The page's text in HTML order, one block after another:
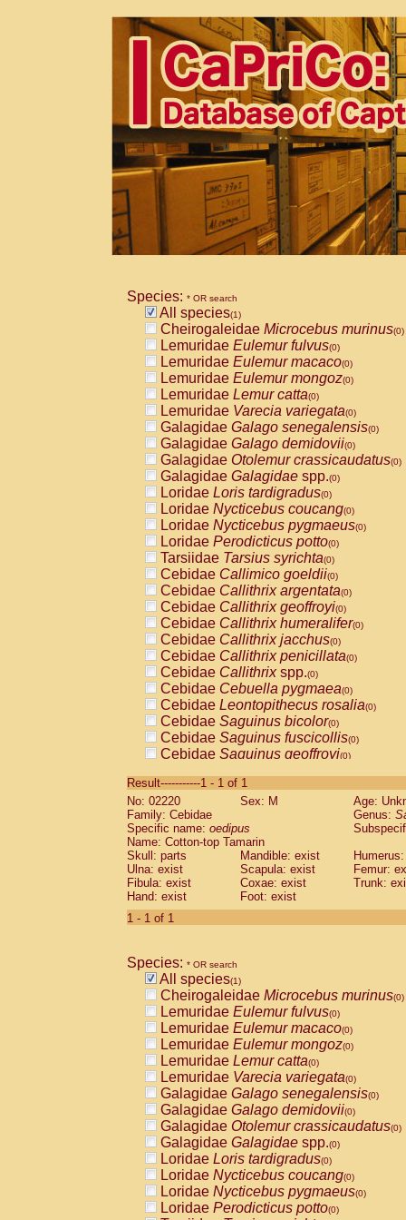
Species: * OR search
All species(1)
Cheirogaleidae Microcebus murinus(0)
Lemuridae Eulemur fulvus(0)
Lemuridae Eulemur macaco(0)
Lemuridae Eulemur mongoz(0)
Lemuridae Lemur catta(0)
Lemuridae Varecia variegata(0)
Galagidae Galago senegalensis(0)
Galagidae Galago demidovii(0)
Galagidae Otolemur crassicaudatus(0)
Galagidae Galagidae spp.(0)
Loridae Loris tardigradus(0)
Loridae Nycticebus coucang(0)
Loridae Nycticebus pygmaeus(0)
Loridae Perodicticus potto(0)
Tarsiidae Tarsius syrichta(0)
Cebidae Callimico goeldii(0)
Cebidae Callithrix argentata(0)
Cebidae Callithrix geoffroyi(0)
Cebidae Callithrix humeralifer(0)
Cebidae Callithrix jacchus(0)
Cebidae Callithrix penicillata(0)
Cebidae Callithrixspp.(0)
Cebidae Cebuella pygmaea(0)
Cebidae Leontopithecus rosalia(0)
Cebidae Saguinus bicolor(0)
Cebidae Saguinus fuscicollis(0)
Cebidae Saguinus geoffroyi(0)
CebidaeSaguinus labiatus(0)
Cebidae Saguinus leucopus (0)
Cebidae
CebidaeSaguinus mystax
Cebidae Saguinus nigricollis (0)
Cebidae Saguinus oedipus
Cebidae Saguinus weddelli
Cebidae Saguinusspp.
Cebidae
CebidaeCebus capucinus
CebidaeCebus nigrivittatus
CebidaeCebus spp.(0)
CebidaeSaimiri boliviensis(0)
CebidaeSaimiri sciureus(0)
AtelidaeAlouatta caraya(0)
AtelidaeAlouatta fusca(0)
AtelidaeAlouatta seniculus(0)
AtelidaeAlouattaspp.(0)
AtelidaeAteles belzebuth(0)
AtelidaeAteles geoffroyi(0)
AtelidaeAteles paniscus(0)
AtelidaeAtelesspp.(0)
AtelidaeLagothrix lagothricha(0)
AtelidaeLagothrix lagothricha cana
PitheciidaeCacajao calvus
Result-----------1 - 1 of 1
No: 02220
Sex: M
Age:
Family: Cebidae
Genus:
Specific name: oedipus
Name: Cotton-top Tamarin
Skull: parts
Mandible: exist
Ulna: exist
Scapula: exist
Femur:
Fibula: exist
Coxae: exist
Trunk:
Hand: exist
Foot: exist
1 - 1 of 1
Species: * OR search
All species(1)
Cheirogaleidae Microcebus murinus(0)
Lemuridae Eulemur fulvus(0)
Lemuridae Eulemur macaco(0)
Lemuridae Eulemur mongoz(0)
Lemuridae Lemur catta(0)
Lemuridae Varecia variegata(0)
Galagidae Galago senegalensis(0)
Galagidae Galago demidovii(0)
Galagidae Otolemur crassicaudatus(0)
Galagidae Galagidae spp.(0)
Loridae Loris tardigradus(0)
Loridae Nycticebus coucang(0)
Loridae Nycticebus pygmaeus(0)
Loridae Perodicticus potto(0)